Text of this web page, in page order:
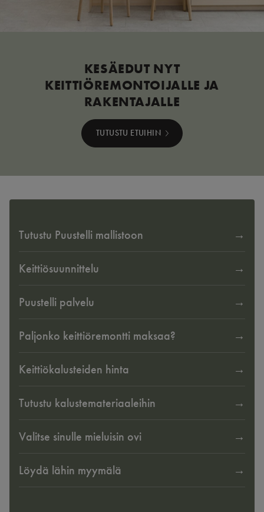
KESÄEDUT NYT
KEITTIÖREMONTOIJALLE JA
RAKENTAJALLE
TUTUSTU ETUIHIN
Tutustu Puustelli mallistoon
Keittiösuunnittelu
Puustelli palvelu
Paljonko keittiöremontti maksaa?
Keittiökalusteiden hinta
Tutustu kalustemateriaaleihin
Valitse sinulle mieluisin ovi
Löydä lähin myymälä